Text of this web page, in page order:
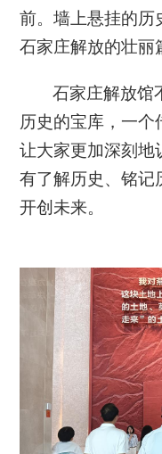
前。墙上悬挂的历
石家庄解放的壮丽
石家庄解放馆
历史的宝库，一个
让大家更加深刻地
有了解历史、铭记
开创未来。